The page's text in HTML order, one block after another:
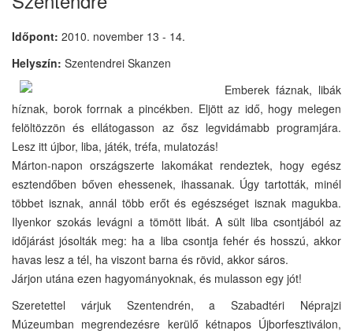
Időpont: 2010. november 13 - 14.
Helyszín: Szentendrei Skanzen
Emberek fáznak, libák
híznak, borok forrnak a pincékben. Eljött az idő, hogy melegen
felöltözzön és ellátogasson az ősz legvidámabb programjára.
Lesz itt újbor, liba, játék, tréfa, mulatozás!
Márton-napon országszerte lakomákat rendeztek, hogy egész
esztendőben bőven ehessenek, ihassanak. Úgy tartották, minél
többet isznak, annál több erőt és egészséget isznak magukba.
Ilyenkor szokás levágni a tömött libát. A sült liba csontjából az
időjárást jósolták meg: ha a liba csontja fehér és hosszú, akkor
havas lesz a tél, ha viszont barna és rövid, akkor sáros.
Járjon utána ezen hagyományoknak, és mulasson egy jót!
Szeretettel várjuk Szentendrén, a Szabadtéri Néprajzi
Múzeumban megrendezésre kerülő kétnapos Újborfesztiválon,